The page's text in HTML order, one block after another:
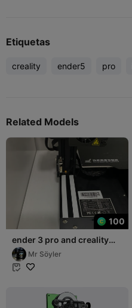
Etiquetas
creality ender5 pro
Related Models
100
ender 3 pro and creality
seriesMr Söyler
